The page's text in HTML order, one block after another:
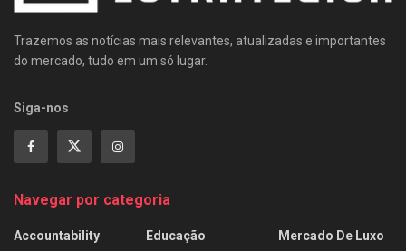
Trazemos as notícias mais relevantes, atualizadas e importantes
do mercado, tudo em um só lugar.
Siga-nos
Navegar por categoria
Accountability
Educação
Mercado De Luxo